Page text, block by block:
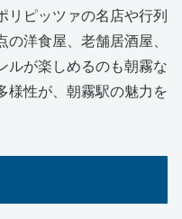
リピッツァの名店や行列
洋食屋、老舗居酒屋、
ルが楽しめるのも朝霧な
様性が、朝霧駅の魅力を